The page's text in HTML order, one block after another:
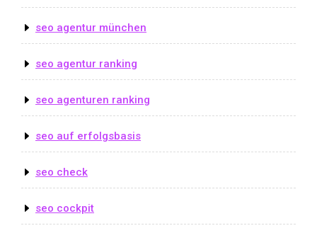
seo agentur münchen
seo agentur ranking
seo agenturen ranking
seo auf erfolgsbasis
seo check
seo cockpit